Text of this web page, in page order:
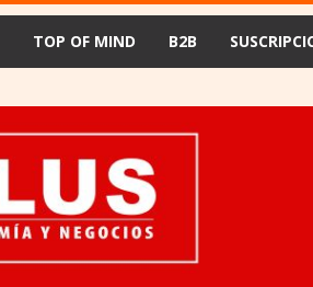
TOP OF MIND B2B